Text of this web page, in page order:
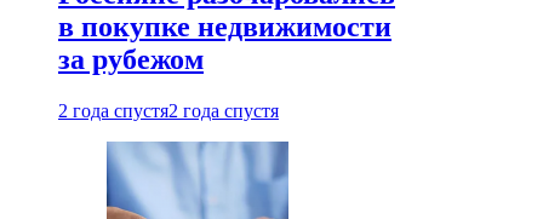
в покупке недвижимости
за рубежом
2 года спустя2 года спустя